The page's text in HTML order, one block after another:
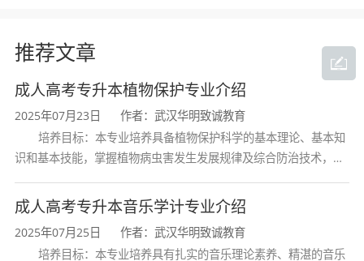
推荐文章
成人高考专升本植物保护专业介绍
2025年07月23日
作者：武汉华明致诚教育
培养目标：本专业培养具备植物保护科学的基本理论、基本知
识和基本技能，掌握植物病虫害发生发展规律及综合防治技术，熟
生产、植物检疫、农药研发等领域
成人高考专升本音乐学计专业介绍
2025年07月25日
作者：武汉华明致诚教育
培养目标：本专业培养具有扎实的音乐理论素养、精湛的音乐